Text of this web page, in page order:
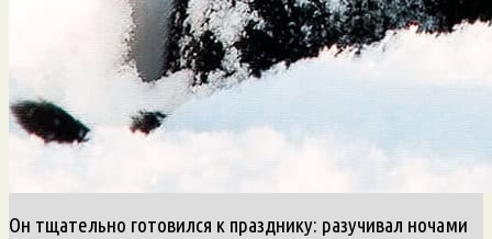
Он тщательно готовился к празднику: разучивал ночами